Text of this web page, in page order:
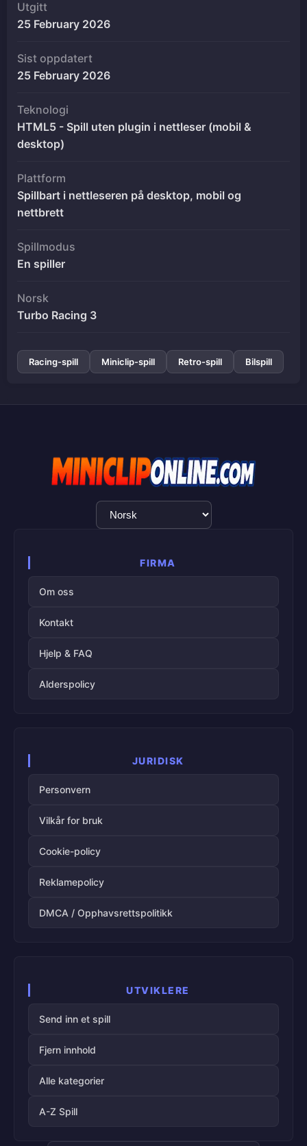
Utgitt
25 February 2026
Sist oppdatert
25 February 2026
Teknologi
HTML5 - Spill uten plugin i nettleser (mobil &
desktop)
Plattform
Spillbart i nettleseren på desktop, mobil og
nettbrett
Spillmodus
En spiller
Norsk
Turbo Racing 3
Racing-spill Miniclip-spill Retro-spill Bilspill
Språkvalg
FIRMA
Om oss
Kontakt
Hjelp & FAQ
Alderspolicy
JURIDISK
Personvern
Vilkår for bruk
Cookie-policy
Reklamepolicy
DMCA / Opphavsrettspolitikk
UTVIKLERE
Send inn et spill
Fjern innhold
Alle kategorier
A-Z Spill